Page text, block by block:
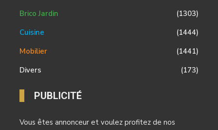
Brico Jardin
(1303)
Cuisine
(1444)
Mobilier
(1441)
Divers
(173)
PUBLICITÉ
Vous êtes annonceur et voulez profitez de nos